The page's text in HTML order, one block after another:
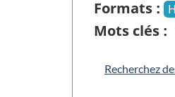
Formats :
Mots clés :
Recherchez